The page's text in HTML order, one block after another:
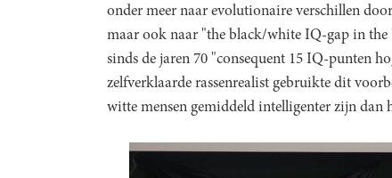
onder meer naar evolutionaire verschillen
maar ook naar "the black/white IQ-gap in
sinds de jaren 70 "consequent 15 IQ-punten
zelfverklaarde rassenrealist gebruikte dit
witte mensen gemiddeld intelligenter zijn dan